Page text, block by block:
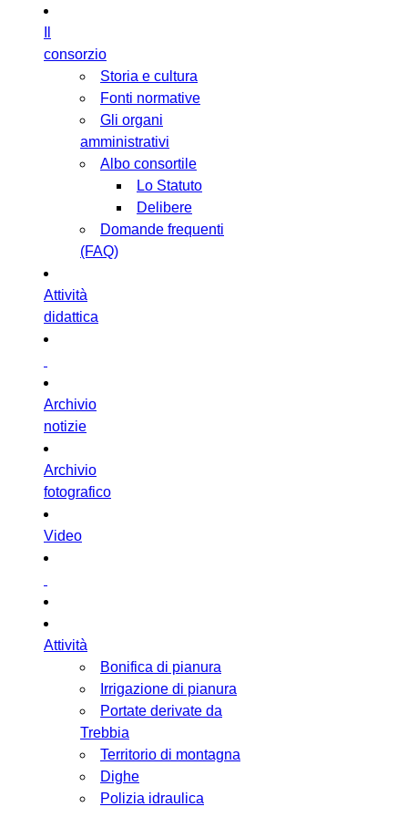
consorzio
Storia e cultura
Fonti normative
Gli organi
amministrativi
Albo consortile
Lo Statuto
Delibere
Domande frequenti
(FAQ)
Attività
didattica
Archivio
notizie
Archivio
fotografico
Video
Attività
Bonifica di pianura
Irrigazione di pianura
Portate derivate da
Trebbia
Territorio di montagna
Dighe
Polizia idraulica